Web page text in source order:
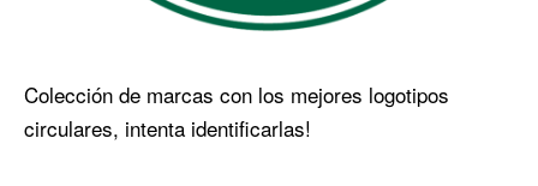
Colección de marcas con los mejores logotipos
circulares, intenta identificarlas!